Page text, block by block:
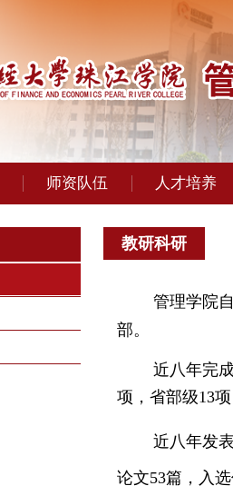
师资队伍 人才培养
教研科研
管理学院
部。
近八年完
项，省部级13
近八年发
论文53篇，入